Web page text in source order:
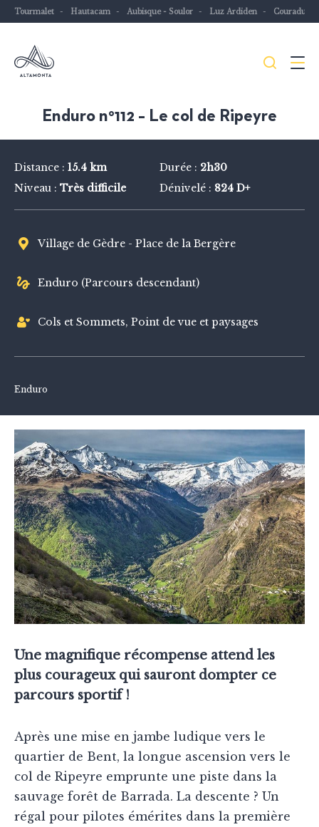
Tourmalet Hautacam Aubisque - Soulor Luz Ardiden
à
vélo
ou
VTT
Menu
Enduro n°112 – Le col de Ripeyre
Distance : 15.4 km Durée : 2h30
Niveau : Très difficile Dénivelé : 824 D+
Village de Gèdre - Place de la Bergère
Enduro (Parcours descendant)
Cols et Sommets, Point de vue et paysages
Enduro
Une magnifique récompense attend les
plus courageux qui sauront dompter ce
parcours sportif !
Après une mise en jambe ludique vers le
quartier de Bent, la longue ascension vers le
col de Ripeyre emprunte une piste dans la
sauvage forêt de Barrada. La descente ? Un
régal pour pilotes émérites dans la première